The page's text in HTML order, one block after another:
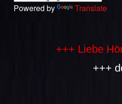
Powered by Translate
+++ Liebe
+++